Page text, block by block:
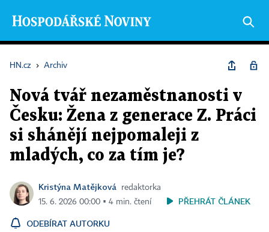
HN.cz › Archiv
Nová tvář nezaměstnanosti v
Česku: Žena z generace Z. Práci
si shánějí nejpomaleji z
mladých, co za tím je?
Kristýna Matějková
redaktorka
15. 6. 2026 00:00 ▪ 4 min. čtení
PŘEHRÁT ČLÁNEK
ODEBÍRAT AUTORKU